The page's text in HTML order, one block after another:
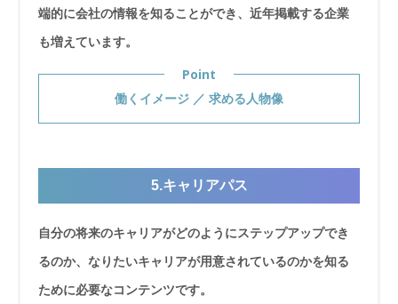
端的に会社の情報を知ることができ、近年掲載する企業
も増えています。
Point
働くイメージ ／ 求める人物像
5.キャリアパス
自分の将来のキャリアがどのようにステップアップでき
るのか、なりたいキャリアが用意されているのかを知る
ために必要なコンテンツです。